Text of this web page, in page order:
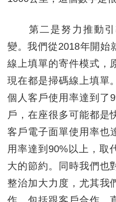
第二是努力推動引
變。我們從2018年開始
線上填單的寄件模式，
現在都是掃碼線上填單
個人客戶使用率達到了
戶，在座很多可能都是
客戶電子面單使用率也
用率達到90%以上，取
大的節約。同時我們也
整治加大力度，尤其我